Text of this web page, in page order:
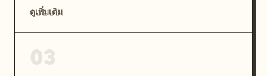
ดูเพิ่มเติม